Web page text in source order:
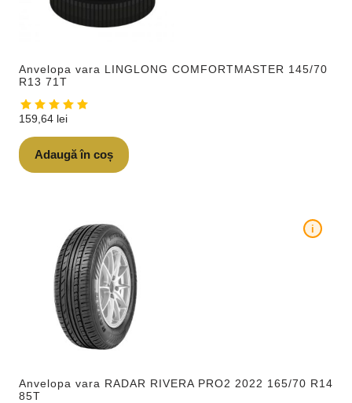
Anvelopa vara LINGLONG COMFORTMASTER 145/70
R13 71T
159,64 lei
Adaugă în coș
Anvelopa vara RADAR RIVERA PRO2 2022 165/70 R14
85T
i